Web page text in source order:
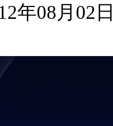
年08月02